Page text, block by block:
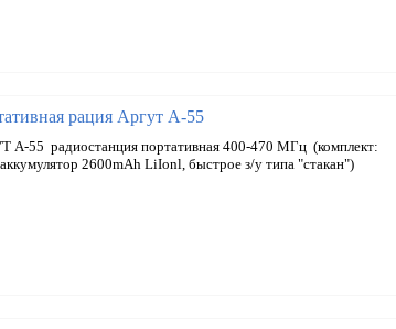
рация Аргут А-55
А-55 радиостанция портативная 400-470 МГц (комплект:
2600mAh LiIonl, быстрое з/у типа "стакан")